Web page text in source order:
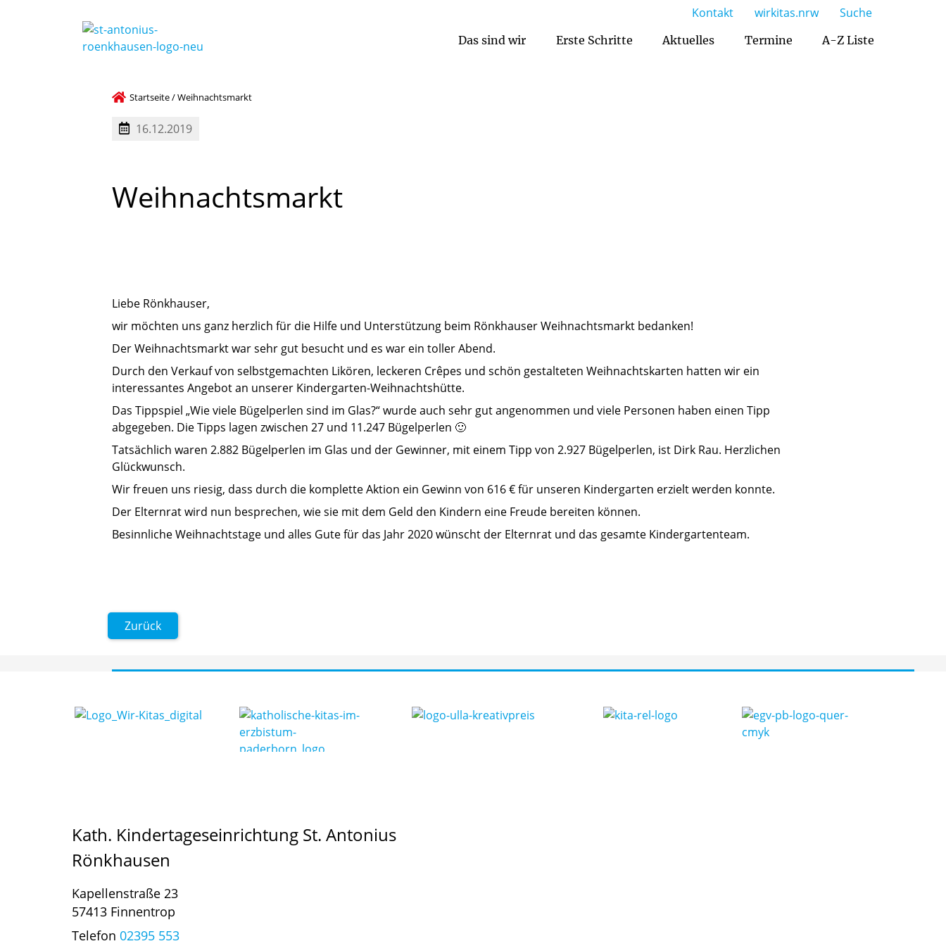
Das sind wir Erste Schritte Aktuelles Termine A-Z Liste
Kontakt wirkitas.nrw Suche
Startseite/Weihnachtsmarkt
16.12.2019
Weihnachtsmarkt
Liebe Rönkhauser,
wir möchten uns ganz herzlich für die Hilfe und Unterstützung beim Rönkhauser Weihnachtsmarkt bedanken!
Der Weihnachtsmarkt war sehr gut besucht und es war ein toller Abend.
Durch den Verkauf von selbstgemachten Likören, leckeren Crêpes und schön gestalteten Weihnachtskarten hatten wir ein
interessantes Angebot an unserer Kindergarten-Weihnachtshütte.
Das Tippspiel „Wie viele Bügelperlen sind im Glas?“ wurde auch sehr gut angenommen und viele Personen haben einen Tipp
abgegeben. Die Tipps lagen zwischen 27 und 11.247 Bügelperlen 🙂
Tatsächlich waren 2.882 Bügelperlen im Glas und der Gewinner, mit einem Tipp von 2.927 Bügelperlen, ist Dirk Rau. Herzlichen
Glückwunsch.
Wir freuen uns riesig, dass durch die komplette Aktion ein Gewinn von 616 € für unseren Kindergarten erzielt werden konnte.
Der Elternrat wird nun besprechen, wie sie mit dem Geld den Kindern eine Freude bereiten können.
Besinnliche Weihnachtstage und alles Gute für das Jahr 2020 wünscht der Elternrat und das gesamte Kindergartenteam.
Zurück
Kath. Kindertageseinrichtung St. Antonius
Rönkhausen
Kapellenstraße 23
57413 Finnentrop
Telefon 02395 553